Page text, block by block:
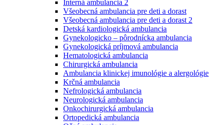
Interná ambulancia 2
Všeobecná ambulancia pre deti a dorast
Všeobecná ambulancia pre deti a dorast 2
Detská kardiologická ambulancia
Gynekologicko – pôrodnícka ambulancia
Gynekologická príjmová ambulancia
Hematologická ambulancia
Chirurgická ambulancia
Ambulancia klinickej imunológie a alergológie
Krčná ambulancia
Nefrologická ambulancia
Neurologická ambulancia
Onkochirurgická ambulancia
Ortopedická ambulancia